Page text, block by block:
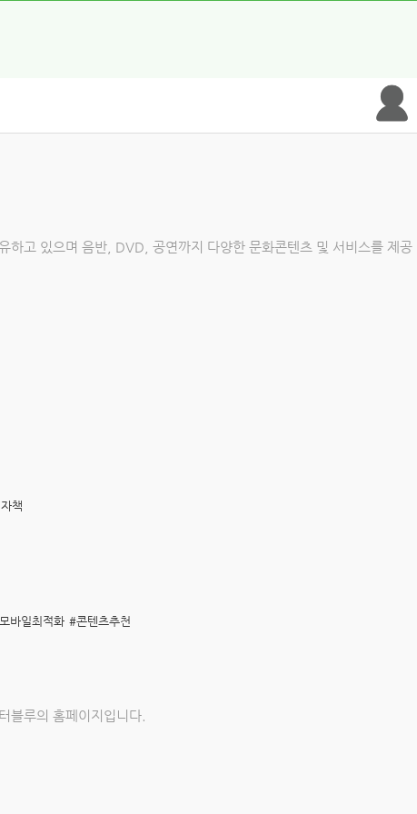
고 있으며 음반, DVD, 공연까지 다양한 문화콘텐츠 및 서비스를 제공
책
바일최적화 #콘텐츠추천
블루의 홈페이지입니다.